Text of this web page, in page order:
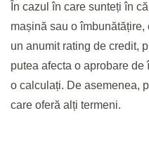
În cazul în care sunteți în
mașină sau o
un anumit rating de credit,
putea afecta o aprobare
o calculați. De asemenea,
care oferă alți termeni.